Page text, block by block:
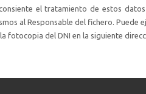
el tratamiento de estos
al Responsable del fichero. Puede
fotocopia del DNI en la siguiente